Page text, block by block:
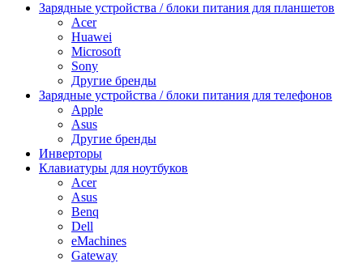
Зарядные устройства / блоки питания для планшетов
Acer
Huawei
Microsoft
Sony
Другие бренды
Зарядные устройства / блоки питания для телефонов
Apple
Asus
Другие бренды
Инверторы
Клавиатуры для ноутбуков
Acer
Asus
Benq
Dell
eMachines
Gateway